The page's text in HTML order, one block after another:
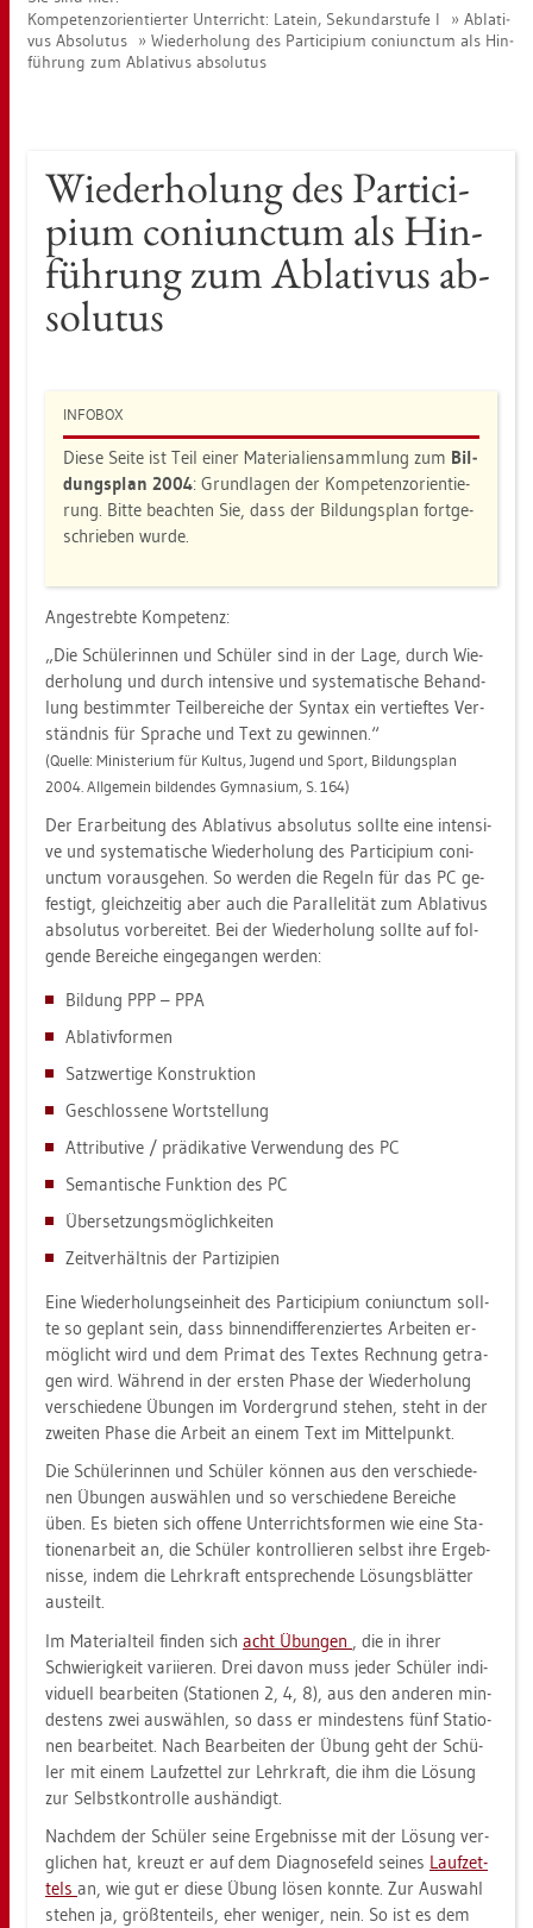
Kom­pe­tenz­ori­en­tier­ter Un­ter­richt: La­tein, Se­kun­dar­stu­fe I
Ab­la­ti­
vus Ab­so­lu­tus
Wie­der­ho­lung des Par­ti­ci­pi­um co­ni­unc­tum als Hin­
füh­rung zum Ab­la­ti­vus ab­so­lu­tus
Wie­der­ho­lung des Par­ti­ci­
pi­um co­ni­unc­tum als Hin­
füh­rung zum Ab­la­ti­vus ab­
so­lu­tus
IN­FO­BOX
Diese Seite ist Teil einer Ma­te­ria­li­en­samm­lung zum Bil­
dungs­plan 2004: Grund­la­gen der Kom­pe­tenz­ori­en­tie­
rung. Bitte be­ach­ten Sie, dass der Bil­dungs­plan fort­ge­
schrie­ben wurde.
An­ge­streb­te Kom­pe­tenz:
„Die Schü­le­rin­nen und Schü­ler sind in der Lage, durch Wie­
der­ho­lung und durch in­ten­si­ve und sys­te­ma­ti­sche Be­hand­
lung be­stimm­ter Teil­be­rei­che der Syn­tax ein ver­tief­tes Ver­
ständ­nis für Spra­che und Text zu ge­win­nen.“
(Quel­le: Mi­nis­te­ri­um für Kul­tus, Ju­gend und Sport, Bil­dungs­plan
2004. All­ge­mein bil­den­des Gym­na­si­um, S. 164)
Der Er­ar­bei­tung des Ab­la­ti­vus ab­so­lu­tus soll­te eine in­ten­si­
ve und sys­te­ma­ti­sche Wie­der­ho­lung des Par­ti­ci­pi­um co­ni­
unc­tum vor­aus­ge­hen. So wer­den die Re­geln für das PC ge­
fes­tigt, gleich­zei­tig aber auch die Par­al­le­li­tät zum Ab­la­ti­vus
ab­so­lu­tus vor­be­rei­tet. Bei der Wie­der­ho­lung soll­te auf fol­
gen­de Be­rei­che ein­ge­gan­gen wer­den:
Bil­dung PPP – PPA
Ab­la­tiv­for­men
Satz­wer­ti­ge Kon­struk­ti­on
Ge­schlos­se­ne Wort­stel­lung
At­tri­bu­ti­ve / prä­di­ka­ti­ve Ver­wen­dung des PC
Se­man­ti­sche Funk­ti­on des PC
Über­set­zungs­mög­lich­kei­ten
Zeit­ver­hält­nis der Par­ti­zi­pi­en
Eine Wie­der­ho­lungs­ein­heit des Par­ti­ci­pi­um co­ni­unc­tum soll­
te so ge­plant sein, dass bin­nen­dif­fe­ren­zier­tes Ar­bei­ten er­
mög­licht wird und dem Pri­mat des Tex­tes Rech­nung ge­tra­
gen wird. Wäh­rend in der ers­ten Phase der Wie­der­ho­lung
ver­schie­de­ne Übun­gen im Vor­der­grund ste­hen, steht in der
zwei­ten Phase die Ar­beit an einem Text im Mit­tel­punkt.
Die Schü­le­rin­nen und Schü­ler kön­nen aus den ver­schie­de­
nen Übun­gen aus­wäh­len und so ver­schie­de­ne Be­rei­che
üben. Es bie­ten sich of­fe­ne Un­ter­richts­for­men wie eine Sta­
tio­nen­ar­beit an, die Schü­ler kon­trol­lie­ren selbst ihre Er­geb­
nis­se, indem die Lehr­kraft ent­spre­chen­de Lö­sungs­blät­ter
aus­teilt.
Im Ma­te­ri­al­teil fin­den sich acht Übun­gen , die in ihrer
Schwie­rig­keit va­ri­ie­ren. Drei davon muss jeder Schü­ler in­di­
vi­du­ell be­ar­bei­ten (Sta­tio­nen 2, 4, 8), aus den an­de­ren min­
des­tens zwei aus­wäh­len, so dass er min­des­tens fünf Sta­tio­
nen be­ar­bei­tet. Nach Be­ar­bei­ten der Übung geht der Schü­
ler mit einem Lauf­zet­tel zur Lehr­kraft, die ihm die Lö­sung
zur Selbst­kon­trol­le aus­hän­digt.
Nach­dem der Schü­ler seine Er­geb­nis­se mit der Lö­sung ver­
gli­chen hat, kreuzt er auf dem Dia­gno­se­feld sei­nes Lauf­zet­
tels an, wie gut er diese Übung lösen konn­te. Zur Aus­wahl
ste­hen ja, größ­ten­teils, eher we­ni­ger, nein. So ist es dem